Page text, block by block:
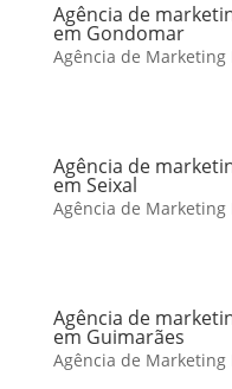
Agência de
em Gondomar
Agência de
Agência de
em Seixal
Agência de
Agência de
em Guimarães
Agência de